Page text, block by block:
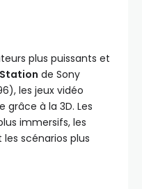
plus puissants et
de Sony
les jeux vidéo
à la 3D. Les
immersifs, les
scénarios plus